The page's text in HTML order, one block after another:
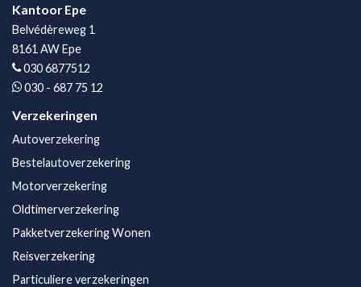
Kantoor Epe
Belvédèreweg 1
8161 AW Epe
030 6877512
030 - 687 75 12
Verzekeringen
Autoverzekering
Bestelautoverzekering
Motorverzekering
Oldtimerverzekering
Pakketverzekering Wonen
Reisverzekering
Particuliere verzekeringen